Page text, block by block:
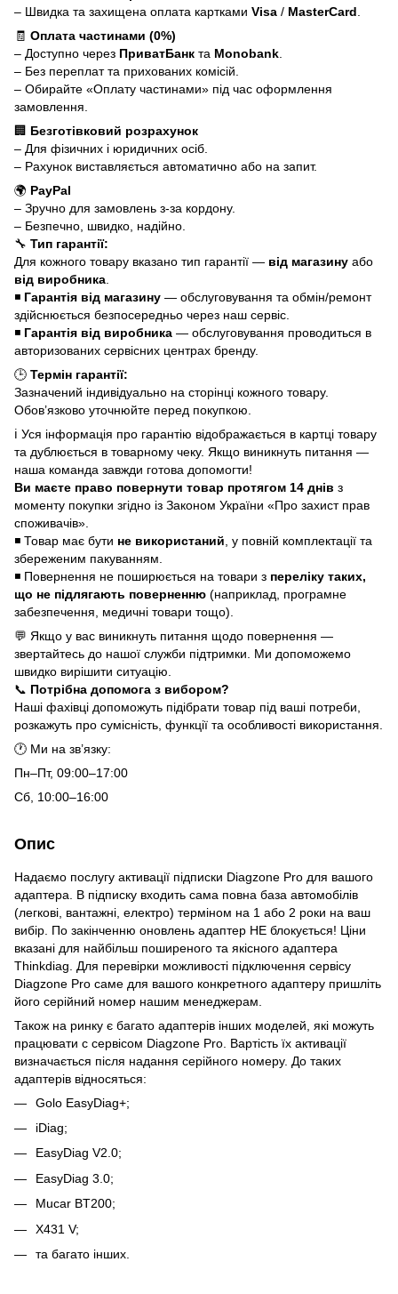
– Швидка та захищена оплата картками Visa / MasterCard
🧾 Оплата частинами (0%)
– Доступно через ПриватБанк та Monobank
– Без переплат та прихованих комісій.
– Обирайте «Оплату частинами» під час оформлення
замовлення.
🏢 Безготівковий розрахунок
– Для фізичних і юридичних осіб.
– Рахунок виставляється автоматично або на запит.
🌍 PayPal
– Зручно для замовлень з-за кордону.
– Безпечно, швидко, надійно.
🔧 Тип гарантії:
Для кожного товару вказано тип гарантії — від магазину або
від виробника
◾ Гарантія від магазину — обслуговування та обмін/ремонт
здійснюється безпосередньо через наш сервіс.
◾ Гарантія від виробника — обслуговування проводиться в
авторизованих сервісних центрах бренду.
🕒 Термін гарантії:
Зазначений індивідуально на сторінці кожного товару.
Обов’язково уточнюйте перед покупкою.
ℹ️ Уся інформація про гарантію відображається в картці товару
та дублюється в товарному чеку. Якщо виникнуть питання —
наша команда завжди готова допомогти!
Ви маєте право повернути товар протягом 14 днів з
моменту покупки згідно із Законом України «Про захист прав
споживачів».
◾ Товар має бути не використаний , у повній комплектації та
збереженим пакуванням.
◾ Повернення не поширюється на товари з переліку таких,
що не підлягають поверненню (наприклад, програмне
забезпечення, медичні товари тощо).
💬 Якщо у вас виникнуть питання щодо повернення —
звертайтесь до нашої служби підтримки. Ми допоможемо
швидко вирішити ситуацію.
📞 Потрібна допомога з вибором?
Наші фахівці допоможуть підібрати товар під ваші потреби,
розкажуть про сумісність, функції та особливості використання.
🕐 Ми на зв’язку:
Пн–Пт, 09:00–17:00
Сб, 10:00–16:00
Опис
Надаємо послугу активації підписки Diagzone Pro для вашого
адаптера. В підписку входить сама повна база автомобілів
(легкові, вантажні, електро) терміном на 1 або 2 роки на ваш
вибір. По закінченню оновлень адаптер НЕ блокується! Ціни
вказані для найбільш поширеного та якісного адаптера
Thinkdiag. Для перевірки можливості підключення сервісу
Diagzone Pro саме для вашого конкретного адаптеру пришліть
його серійний номер нашим менеджерам.
Також на ринку є багато адаптерів інших моделей, які можуть
працювати с сервісом Diagzone Pro. Вартість їх активації
визначається після надання серійного номеру. До таких
адаптерів відносяться:
Golo EasyDiag+;
iDiag;
EasyDiag V2.0;
EasyDiag 3.0;
Mucar BT200;
X431 V;
та багато інших.